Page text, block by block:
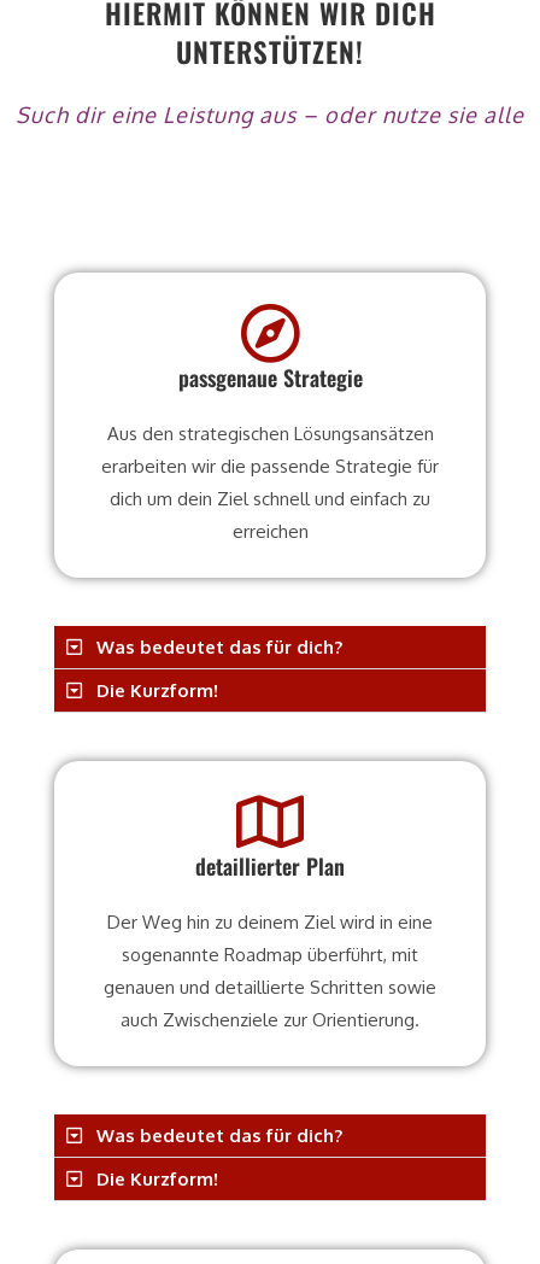
HIERMIT KÖNNEN WIR DICH
UNTERSTÜTZEN!
Such dir eine Leistung aus – oder nutze sie alle
passgenaue Strategie
Aus den strategischen Lösungsansätzen
erarbeiten wir die passende Strategie für
dich um dein Ziel schnell und einfach zu
erreichen
Was bedeutet das für dich?
Die Kurzform!
detaillierter Plan
Der Weg hin zu deinem Ziel wird in eine
sogenannte Roadmap überführt, mit
genauen und detaillierte Schritten sowie
auch Zwischenziele zur Orientierung.
Was bedeutet das für dich?
Die Kurzform!